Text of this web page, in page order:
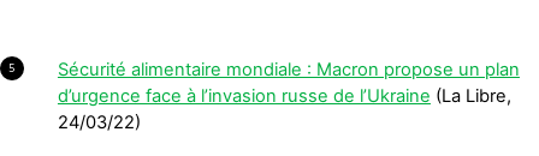
5
Sécurité alimentaire mondiale : Macron propose un plan
d’urgence face à l’invasion russe de l’Ukraine (La Libre,
24/03/22)